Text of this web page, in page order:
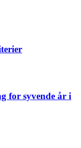
for syvende år i